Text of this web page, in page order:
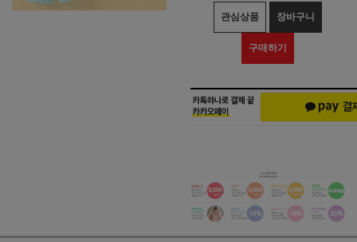
관심상품 장바구니
구매하기